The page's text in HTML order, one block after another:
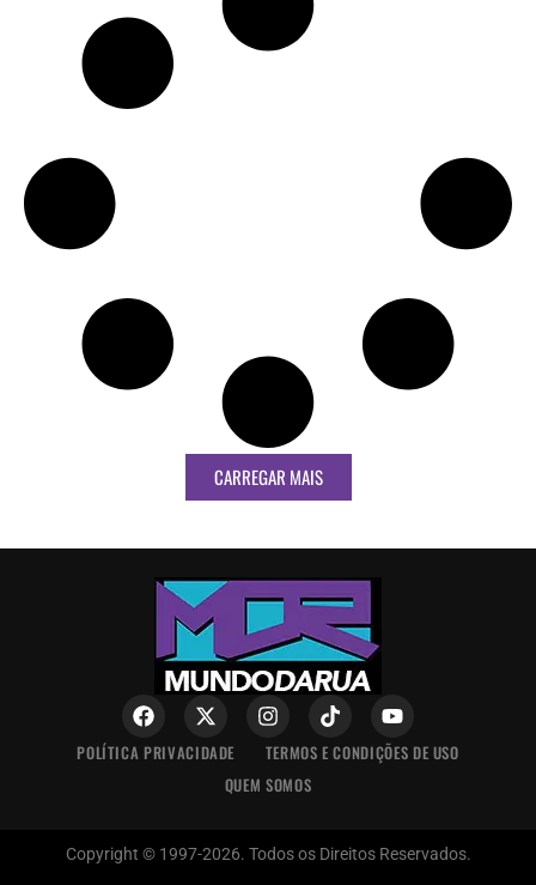
CARREGAR MAIS
POLÍTICA PRIVACIDADE
TERMOS E CONDIÇÕES DE USO
QUEM SOMOS
Copyright © 1997-2026. Todos os Direitos Reservados.